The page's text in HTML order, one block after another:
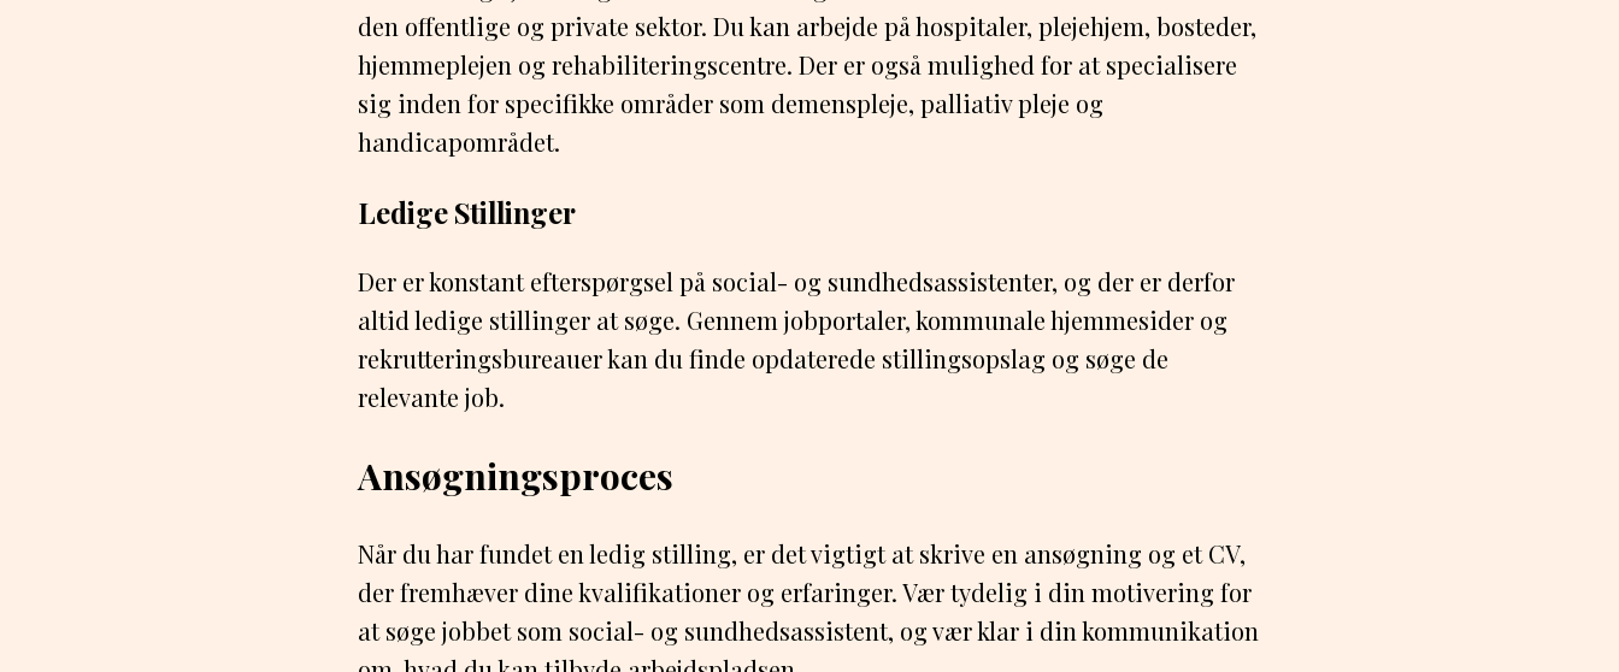
den offentlige og private sektor. Du kan arbejde på hospitaler, plejehjem, bosteder,
hjemmeplejen og rehabiliteringscentre. Der er også mulighed for at specialisere
sig inden for specifikke områder som demenspleje, palliativ pleje og
handicapområdet.
Ledige Stillinger
Der er konstant efterspørgsel på social- og sundhedsassistenter, og der er derfor
altid ledige stillinger at søge. Gennem jobportaler, kommunale hjemmesider og
rekrutteringsbureauer kan du finde opdaterede stillingsopslag og søge de
relevante job.
Ansøgningsproces
Når du har fundet en ledig stilling, er det vigtigt at skrive en ansøgning og et CV,
der fremhæver dine kvalifikationer og erfaringer. Vær tydelig i din motivering for
at søge jobbet som social- og sundhedsassistent, og vær klar i din kommunikation